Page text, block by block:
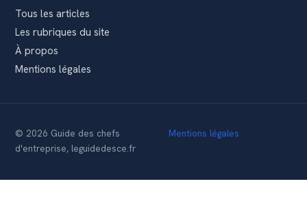
Tous les articles
Les rubriques du site
À propos
Mentions légales
© 2026 Guide des chefs
d'entreprise, leguidedesce.fr
Mentions légales